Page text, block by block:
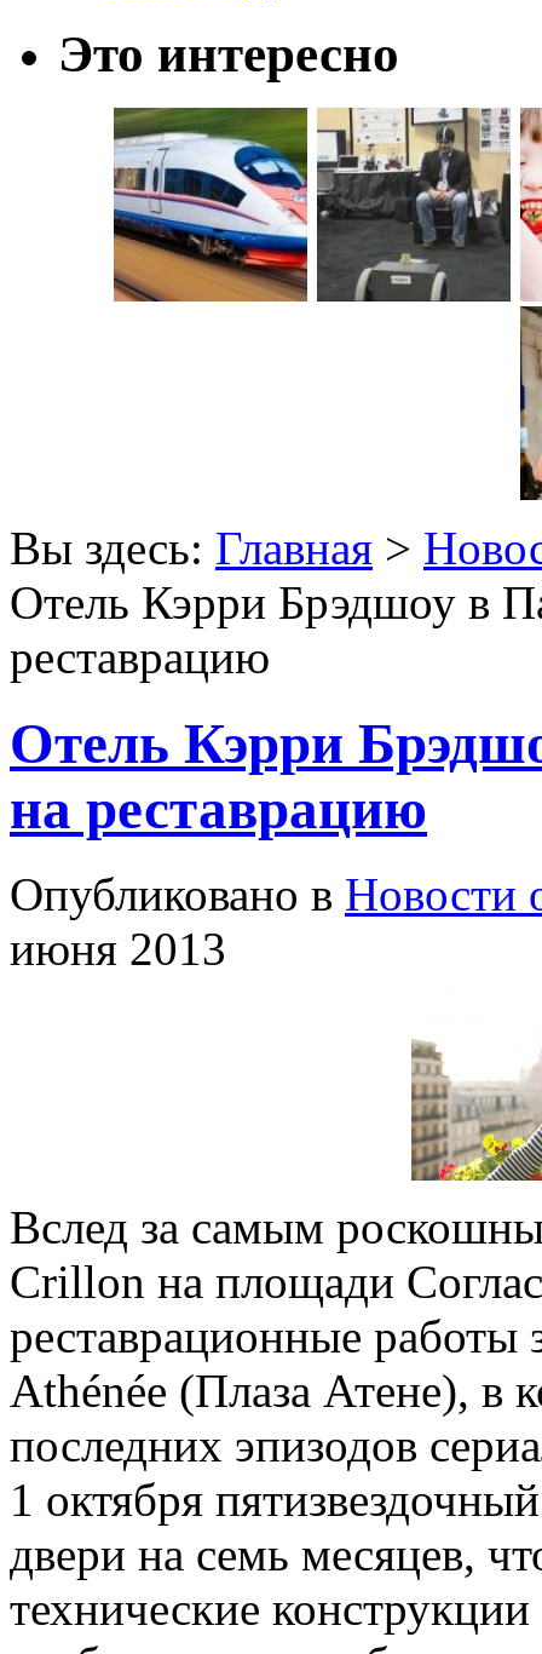
Это интересно
Вы здесь: Главная >
Отель Кэрри Брэдшоу в
реставрацию
Отель Кэрри
на реставрацию
Опубликовано в Новости
июня 2013
Вслед за самым
Crillon на площади
реставрационные работы
Athénée (Плаза Атене), в
последних эпизодов
1 октября
двери на семь месяцев,
технические